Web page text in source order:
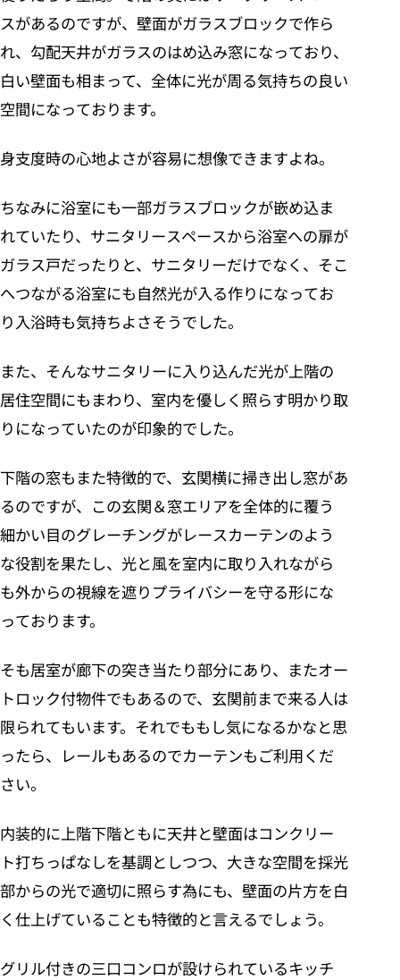
スがあるのですが、壁面がガラスブロックで作ら
れ、勾配天井がガラスのはめ込み窓になっており、
白い壁面も相まって、全体に光が周る気持ちの良い
空間になっております。
身支度時の心地よさが容易に想像できますよね。
ちなみに浴室にも一部ガラスブロックが嵌め込ま
れていたり、サニタリースペースから浴室への扉が
ガラス戸だったりと、サニタリーだけでなく、そこ
へつながる浴室にも自然光が入る作りになってお
り入浴時も気持ちよさそうでした。
また、そんなサニタリーに入り込んだ光が上階の
居住空間にもまわり、室内を優しく照らす明かり取
りになっていたのが印象的でした。
下階の窓もまた特徴的で、玄関横に掃き出し窓があ
るのですが、この玄関＆窓エリアを全体的に覆う
細かい目のグレーチングがレースカーテンのよう
な役割を果たし、光と風を室内に取り入れながら
も外からの視線を遮りプライバシーを守る形にな
っております。
そも居室が廊下の突き当たり部分にあり、またオー
トロック付物件でもあるので、玄関前まで来る人は
限られてもいます。それでももし気になるかなと思
ったら、レールもあるのでカーテンもご利用くだ
さい。
内装的に上階下階ともに天井と壁面はコンクリー
ト打ちっぱなしを基調としつつ、大きな空間を採光
部からの光で適切に照らす為にも、壁面の片方を白
く仕上げていることも特徴的と言えるでしょう。
グリル付きの三口コンロが設けられているキッチ